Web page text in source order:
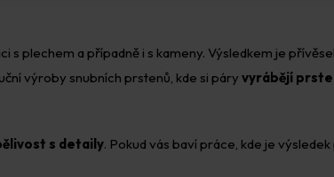
s plechem a případně i s kameny. Výsledkem je
výroby snubních prstenů, kde si páry vyrábějí
s detaily. Pokud vás baví práce, kde je